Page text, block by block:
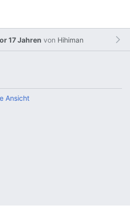
17 Jahren von Hihiman
Ansicht